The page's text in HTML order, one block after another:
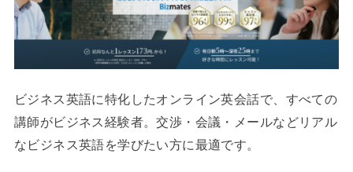
ビジネス英語に特化したオンライン英会話で、すべての
講師がビジネス経験者。交渉・会議・メールなどリアル
なビジネス英語を学びたい方に最適です。